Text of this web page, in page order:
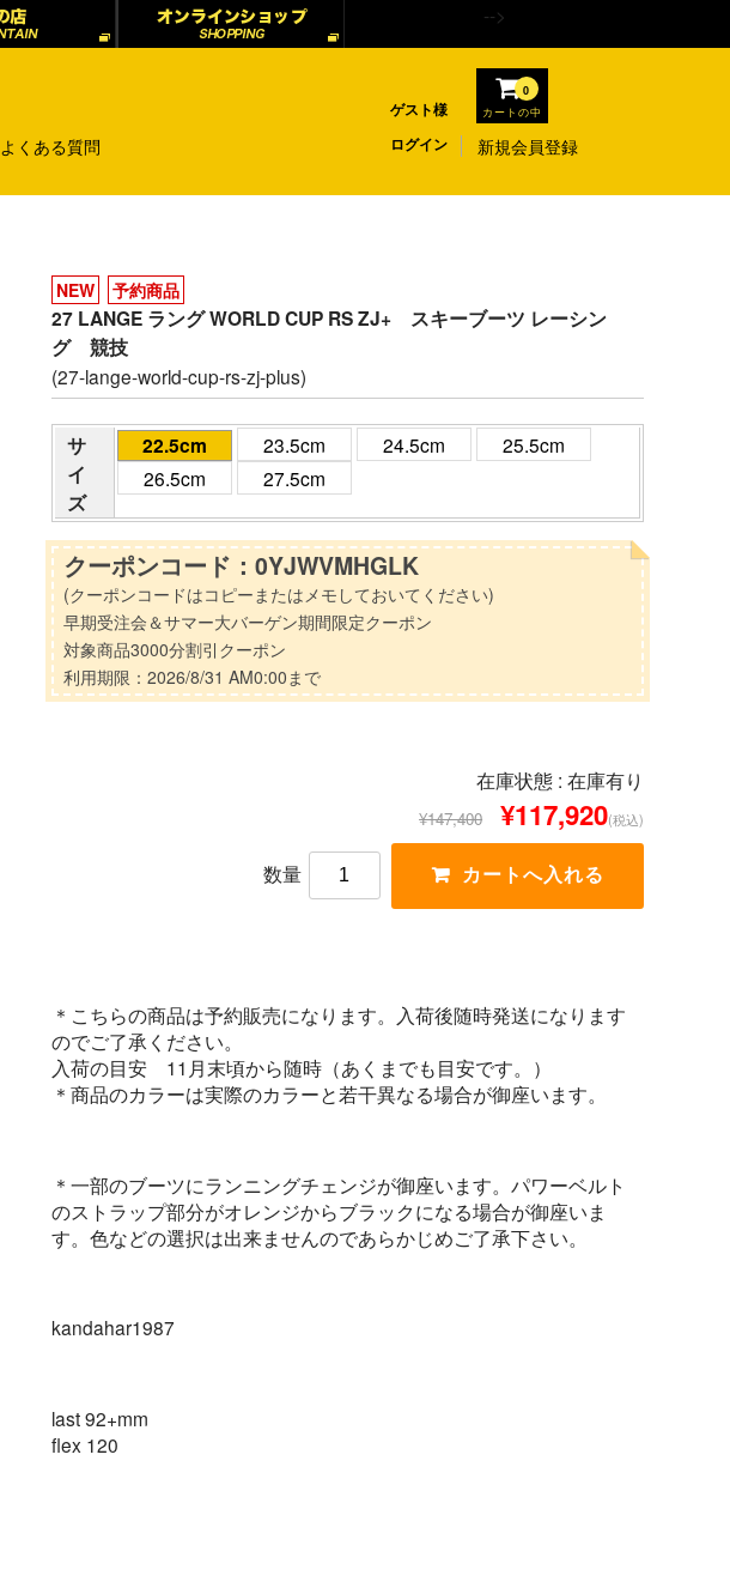
-->
ゲスト様 カートの中
0
ログイン 新規会員登録
よくある質問
NEW 予約商品
27 LANGE ラング WORLD CUP RS ZJ+ スキーブーツ レーシン
グ 競技
(27-lange-world-cup-rs-zj-plus)
サ
イ
ズ
22.5cm 23.5cm 24.5cm
25.5cm
26.5cm
27.5cm
クーポンコード：0YJWVMHGLK
(クーポンコードはコピーまたはメモしておいてください)
早期受注会＆サマー大バーゲン期間限定クーポン
対象商品3000分割引クーポン
利用期限：2026/8/31 AM0:00まで
在庫状態 : 在庫有り
¥147,400 ¥117,920(税込)
数量
＊こちらの商品は予約販売になります。入荷後随時発送になります
のでご了承ください。
入荷の目安 11月末頃から随時（あくまでも目安です。）
＊商品のカラーは実際のカラーと若干異なる場合が御座います。
＊一部のブーツにランニングチェンジが御座います。パワーベルト
のストラップ部分がオレンジからブラックになる場合が御座いま
す。色などの選択は出来ませんのであらかじめご了承下さい。
kandahar1987
last 92+mm
flex 120